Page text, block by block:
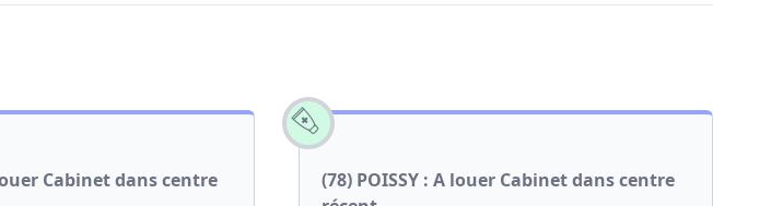
Cabinet dans centre
(78) POISSY : A louer Cabinet dans centre